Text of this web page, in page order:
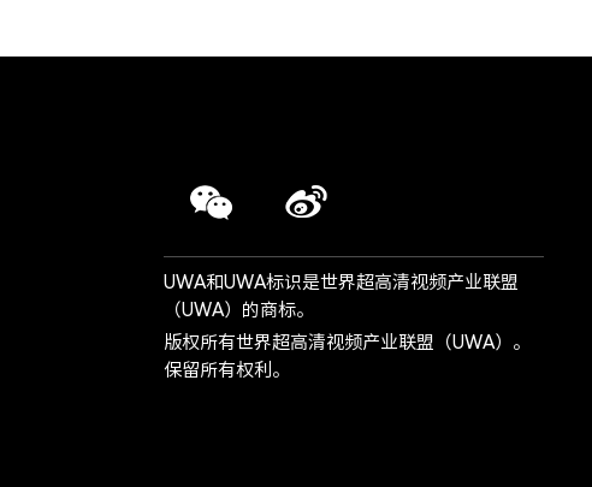
UWA和UWA标识是世界超高清视频产业联盟
（UWA）的商标。
版权所有世界超高清视频产业联盟（UWA）。
保留所有权利。